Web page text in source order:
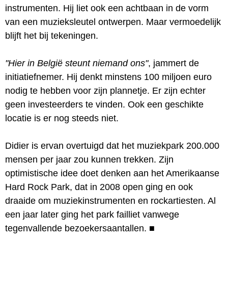
instrumenten. Hij liet ook een achtbaan in de vorm
van een muzieksleutel ontwerpen. Maar vermoedelijk
blijft het bij tekeningen.
"Hier in België steunt niemand ons", jammert de
initiatiefnemer. Hij denkt minstens 100 miljoen euro
nodig te hebben voor zijn plannetje. Er zijn echter
geen investeerders te vinden. Ook een geschikte
locatie is er nog steeds niet.
Didier is ervan overtuigd dat het muziekpark 200.000
mensen per jaar zou kunnen trekken. Zijn
optimistische idee doet denken aan het Amerikaanse
Hard Rock Park, dat in 2008 open ging en ook
draaide om muziekinstrumenten en rockartiesten. Al
een jaar later ging het park failliet vanwege
tegenvallende bezoekersaantallen. ■